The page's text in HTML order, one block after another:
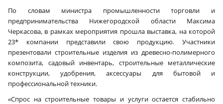
По словам министра промышленности торговли и
предпринимательства Нижегородской области Максима
Черкасова, в рамках мероприятия прошла выставка, на которой
23* компании представили свою продукцию. Участники
презентовали строительные изделия из древесно-полимерного
композита, садовый инвентарь, строительные металлические
конструкции, удобрения, аксессуары для бытовой и
профессиональной техники.
«Спрос на строительные товары и услуги остается стабильно